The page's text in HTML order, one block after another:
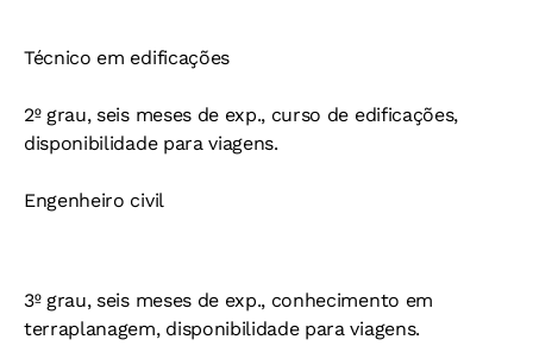
Técnico em edificações
2º grau, seis meses de exp., curso de edificações,
disponibilidade para viagens.
Engenheiro civil
3º grau, seis meses de exp., conhecimento em
terraplanagem, disponibilidade para viagens.